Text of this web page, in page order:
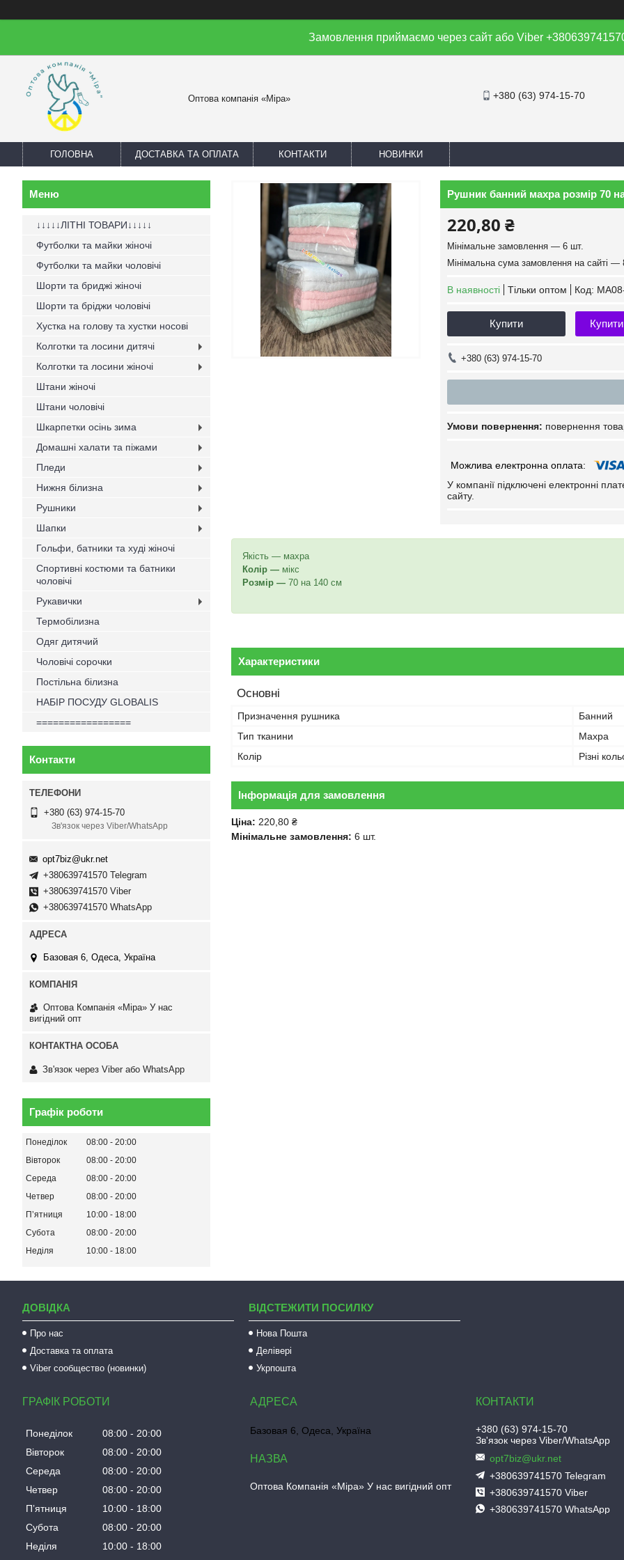
Замовлення приймаємо через сайт або Viber
Оптова компанія «Міра» +380 (63) 974-15-70
ГОЛОВНА ДОСТАВКА ТА ОПЛАТА КОНТАКТИ НОВИНКИ
Рушник банний махра розмір 70
220,80 ₴
Мінімальне замовлення — 6 шт.
Мінімальна сума замовлення на сайті —
В наявності Тільки оптом Код:
Купити
+380 (63) 974-15-70
повернення
У компанії підключені електронні
сайту.
Якість — махра
Колір — мікс
Розмір — 70 на 140 см
Характеристики
Основні
Призначення рушника
Банний
Тип тканини
Махра
Колір
Різні
Інформація для замовлення
Ціна: 220,80 ₴
Мінімальне замовлення: 6 шт.
↓↓↓↓↓ЛІТНІ ТОВАРИ↓↓↓↓↓
Футболки та майки жіночі
Футболки та майки чоловічі
Шорти та бриджі жіночі
Шорти та бріджи чоловічі
Хустка на голову та хустки носові
Колготки та лосини дитячі
Колготки та лосини жіночі
Штани жіночі
Штани чоловічі
Шкарпетки осінь зима
Домашні халати та піжами
Пледи
Нижня білизна
Рушники
Шапки
Гольфи, батники та худі жіночі
Спортивні костюми та батники
чоловічі
Рукавички
Термобілизна
Одяг дитячий
Чоловічі сорочки
Постільна білизна
НАБІР ПОСУДУ GLOBALIS
=================
Контакти
+380 (63) 974-15-70
Зв'язок через Viber/WhatsApp
opt7biz@ukr.net
+380639741570 Telegram
+380639741570 Viber
+380639741570 WhatsApp
Базовая 6, Одеса, Україна
Оптова Компанія «Міра» У нас
вигідний опт
Зв'язок через Viber або WhatsApp
Графік роботи
Понеділок 08:00
20:00
Вівторок
08:00
20:00
Середа
08:00
20:00
Четвер
08:00
20:00
Пʼятниця
10:00
18:00
Субота
08:00
20:00
Неділя
10:00 18:00
ДОВІДКА
Про нас
Доставка та оплата
Viber сообщество (новинки)
ВІДСТЕЖИТИ ПОСИЛКУ
Нова Пошта
Делівері
Укрпошта
ГРАФІК РОБОТИ
Понеділок 08:00
20:00
Вівторок
08:00
20:00
Середа
08:00
20:00
Четвер
08:00
20:00
Пʼятниця
10:00
18:00
Субота
08:00
20:00
Неділя
10:00 18:00
Базовая 6, Одеса, Україна
Оптова Компанія «Міра» У нас вигідний опт
+380 (63) 974-15-70
Зв'язок через Viber/WhatsApp
opt7biz@ukr.net
+380639741570 Telegram
+380639741570 Viber
+380639741570 WhatsApp